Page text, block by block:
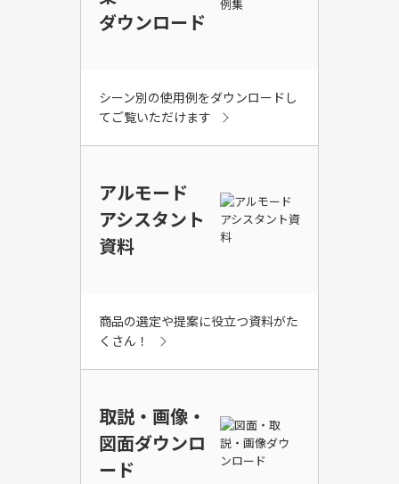
ダウンロード
シーン別の使用例をダウンロードし
てご覧いただけます
アルモード
アシスタント
資料
商品の選定や提案に役立つ資料がた
くさん！
取説・画像・
図面ダウンロ
ード